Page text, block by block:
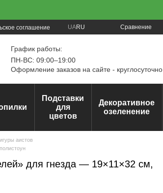
соглашение UARU Сравнение
График работы:
ПН-ВС: 09:00–19:00
Оформление заказов на сайте - круглосуточно
Подставки
для
цветов
Декоративное
озеленение
аистов
для гнезда — 19×11×32 см,